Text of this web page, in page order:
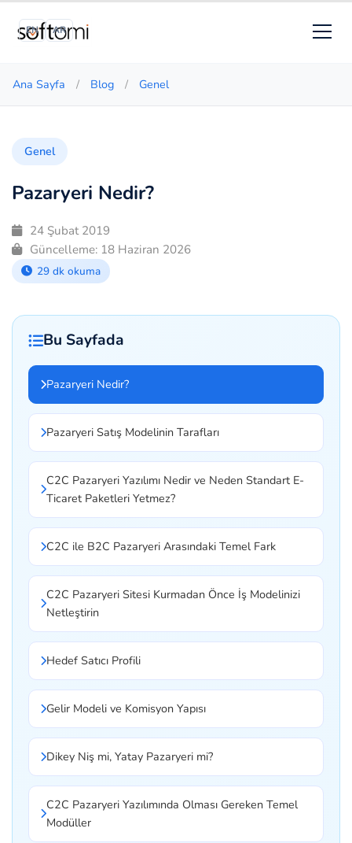
EN AR
Ana Sayfa / Blog / Genel
Genel
Pazaryeri Nedir?
24 Şubat 2019
Güncelleme: 18 Haziran 2026
29 dk okuma
Bu Sayfada
Pazaryeri Nedir?
Pazaryeri Satış Modelinin Tarafları
C2C Pazaryeri Yazılımı Nedir ve Neden Standart E-
Ticaret Paketleri Yetmez?
C2C ile B2C Pazaryeri Arasındaki Temel Fark
C2C Pazaryeri Sitesi Kurmadan Önce İş Modelinizi
Netleştirin
Hedef Satıcı Profili
Gelir Modeli ve Komisyon Yapısı
Dikey Niş mi, Yatay Pazaryeri mi?
C2C Pazaryeri Yazılımında Olması Gereken Temel
Modüller